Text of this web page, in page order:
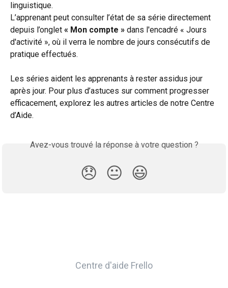
linguistique.
L’apprenant peut consulter l’état de sa série directement
depuis l’onglet « Mon compte » dans l'encadré « Jours
d'activité », où il verra le nombre de jours consécutifs de
pratique effectués.
Les séries aident les apprenants à rester assidus jour
après jour. Pour plus d’astuces sur comment progresser
efficacement, explorez les autres articles de notre Centre
d’Aide.
Avez-vous trouvé la réponse à votre question ?
😞 😐 😃
Centre d'aide Frello